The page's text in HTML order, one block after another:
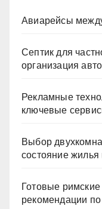
Авиарейсы
Септик для
организация
Рекламные
ключевые
Выбор
состояние жилья
Готовые
рекомендации